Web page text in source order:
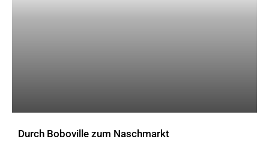
Durch Boboville zum Naschmarkt